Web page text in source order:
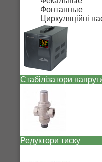
Фонтанные
Циркуляційні
Стабілізатори
Редуктори тиску